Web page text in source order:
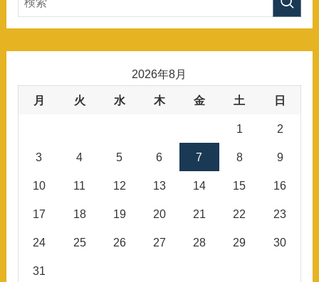
2026年8月
月 火 水 木 金 土 日
1 2
3 4 5 6 7 8 9
10 11 12 13 14 15 16
17 18 19 20 21 22 23
24 25 26 27 28 29 30
31